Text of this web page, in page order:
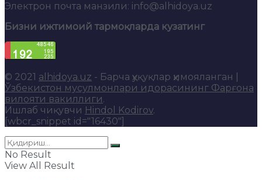
Электрон почта манзили: info@alhidoya.uz
Бизни ижтимоий тармоқларда кузатинг
© 2021 alhidoya.uz - Барча ҳуқуқлар ҳимояланган |
Ўзбекистон мусулмонлари идорасининг Фарғона
вилояти вакиллиги.
Ишлаб чиқувчи Hindol Kodirov.
[wbcr_snippet id="16430"]
No Result
View All Result